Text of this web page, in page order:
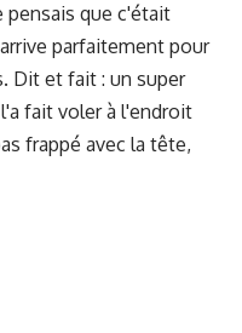
pensais que c'était
parfaitement pour
Dit et fait : un super
fait voler à l'endroit
frappé avec la tête,